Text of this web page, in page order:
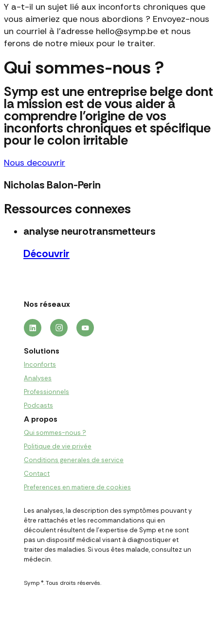
Y a-t-il un sujet lié aux inconforts chroniques que
vous aimeriez que nous abordions ? Envoyez-nous
un courriel à l'adresse hello@symp.be et nous
ferons de notre mieux pour le traiter.
Qui sommes-nous ?
Symp est une entreprise belge dont
la mission est de vous aider à
comprendre l'origine de vos
inconforts chroniques et spécifique
pour le colon irritable
Nous decouvrir
Nicholas Balon-Perin
Ressources connexes
analyse neurotransmetteurs
Découvrir
Nos réseaux
Solutions
Inconforts
Analyses
Professionnels
Podcasts
A propos
Qui sommes-nous ?
Politique de vie privée
Conditions generales de service
Contact
Preferences en matiere de cookies
Les analyses, la description des symptômes pouvant y
être rattachés et les recommandations qui en
découlent résultent de l'expertise de Symp et ne sont
pas un dispositif médical visant à diagnostiquer et
traiter des maladies. Si vous êtes malade, consultez un
médecin.
Symp ®. Tous droits réservés.